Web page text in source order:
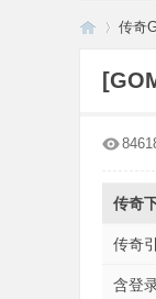
传奇
传奇
传奇
含登